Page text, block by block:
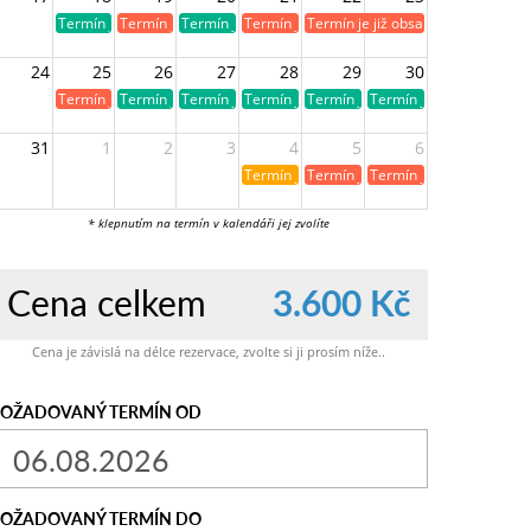
Termín je volnýTermín je již obsazen
Termín je volnýTermín je již obsazen
Termín je již obsazen
24 25 26 27 28 29 30
Termín je již obsazen
Termín je volnýTermín je volnýTermín je volnýTermín je volnýTermín je volný
31 1 2 3 4 5 6
Termín je již rezervován
Termín je již obsazenTermín je již obsazen
* klepnutím na termín v kalendáři jej zvolíte
Cena celkem 3.600 Kč
Cena je závislá na délce rezervace, zvolte si ji prosím níže..
TERMÍN OD
TERMÍN DO